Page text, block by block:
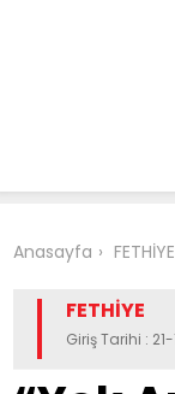
Anasayfa FETHİYE
FETHİYE
Giriş Tarihi :